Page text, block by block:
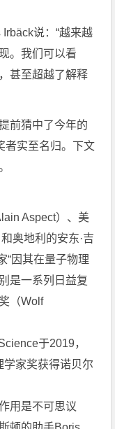
说：“越来越
。我们可以看
甚至超越了解释
前猜中了今年的
者实至名归。下文
Aspect）、美
奥地利的安东·吉
“因其在量子物理
是一系列日益复
（Wolf
于2019，
家奖获得诺贝尔
用是不可思议